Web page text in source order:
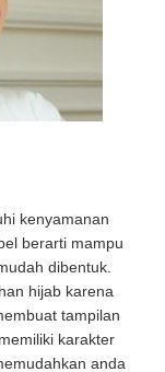
kenyamanan
berarti mampu
dibentuk.
hijab karena
tampilan
karakter
anda